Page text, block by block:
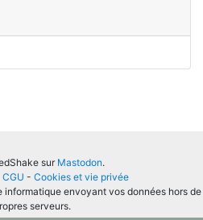
sur Mastodon.
CGU - Cookies et vie privée
envoyant vos données hors de
serveurs.